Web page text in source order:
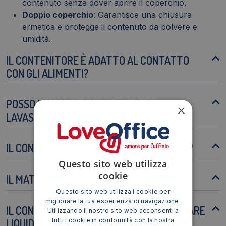
contenuto senza dover aprire il coperchio.
Doppio coperchio: Garantisce una chiusura
ermetica e protegge il contenuto da polvere e
umidità.
IL CONTENITORE È ADATTO AL CONTATTO
CON GLI ALIMENTI?
POSSO LAVARE IL CONTENITORE IN
LAVASTOVIGLIE?
IL CONTENITORE È RESISTENTE AGLI URTI?
IL MATERIALE È RICICLABILE?
IL CONTENITORE È ADATTO PER CONSERVARE
×
Questo sito web utilizza
cookie
Questo sito web utilizza i cookie per
migliorare la tua esperienza di navigazione.
Utilizzando il nostro sito web acconsenti a
tutti i cookie in conformità con la nostra